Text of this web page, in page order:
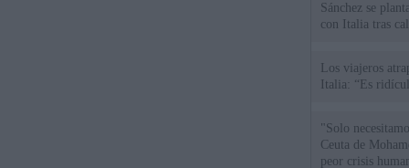
Sánchez se
con Italia tras
Los viajeros
Italia: “Es
"Solo
Ceuta de
peor crisis